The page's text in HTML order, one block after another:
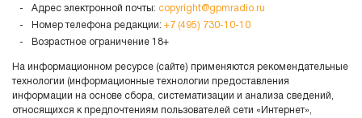
Адрес электронной почты: copyright@gpmradio.ru
Номер телефона редакции: +7 (495) 730-10-10
Возрастное ограничение 18+
На информационном ресурсе (сайте) применяются рекомендательные
технологии (информационные технологии предоставления
информации на основе сбора, систематизации и анализа сведений,
относящихся к предпочтениям пользователей сети «Интернет»,